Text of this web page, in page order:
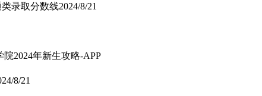
录取分数线2024/8/21
2024年新生攻略-APP
8/21